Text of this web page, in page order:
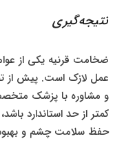
نتیجه‌گیری
ضخامت قرنیه یکی از
عمل لازک است. پیش از
و مشاوره با پزشک
کمتر از حد استاندارد
حفظ سلامت چشم و